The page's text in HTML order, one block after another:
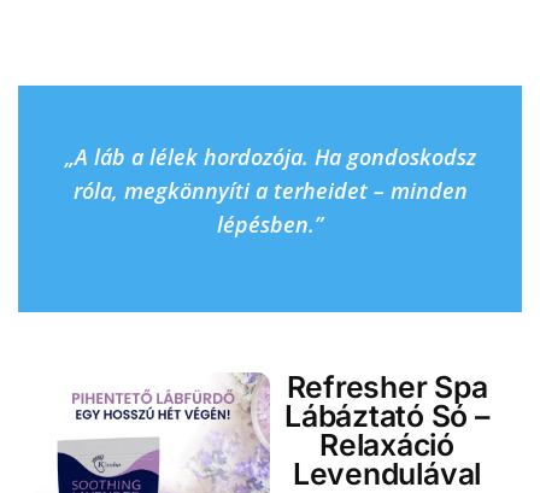
„A láb a lélek hordozója. Ha gondoskodsz
róla, megkönnyíti a terheidet – minden
lépésben.”
Refresher Spa
Lábáztató Só –
Relaxáció
Levendulával